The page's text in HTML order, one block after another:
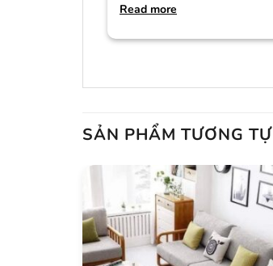
Read more
SẢN PHẨM TƯƠNG TỰ